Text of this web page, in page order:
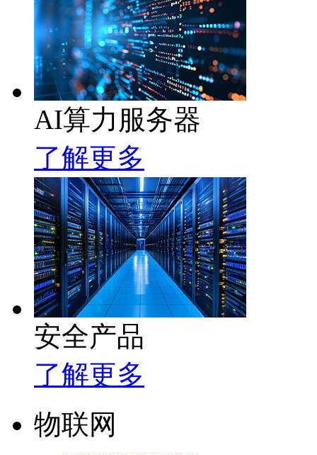
AI算力服务器
了解更多
安全产品
了解更多
物联网